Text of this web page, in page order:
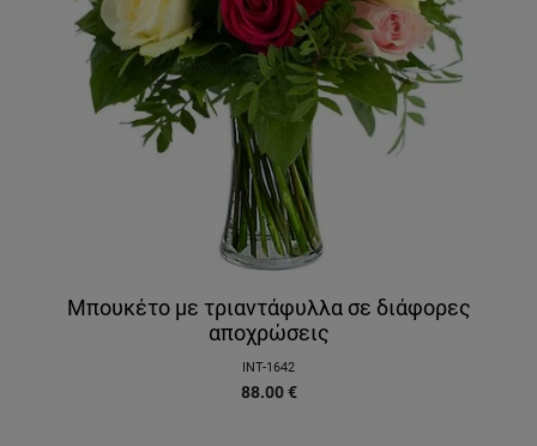
Μπουκέτο με τριαντάφυλλα σε διάφορες
αποχρώσεις
INT-1642
88.00 €